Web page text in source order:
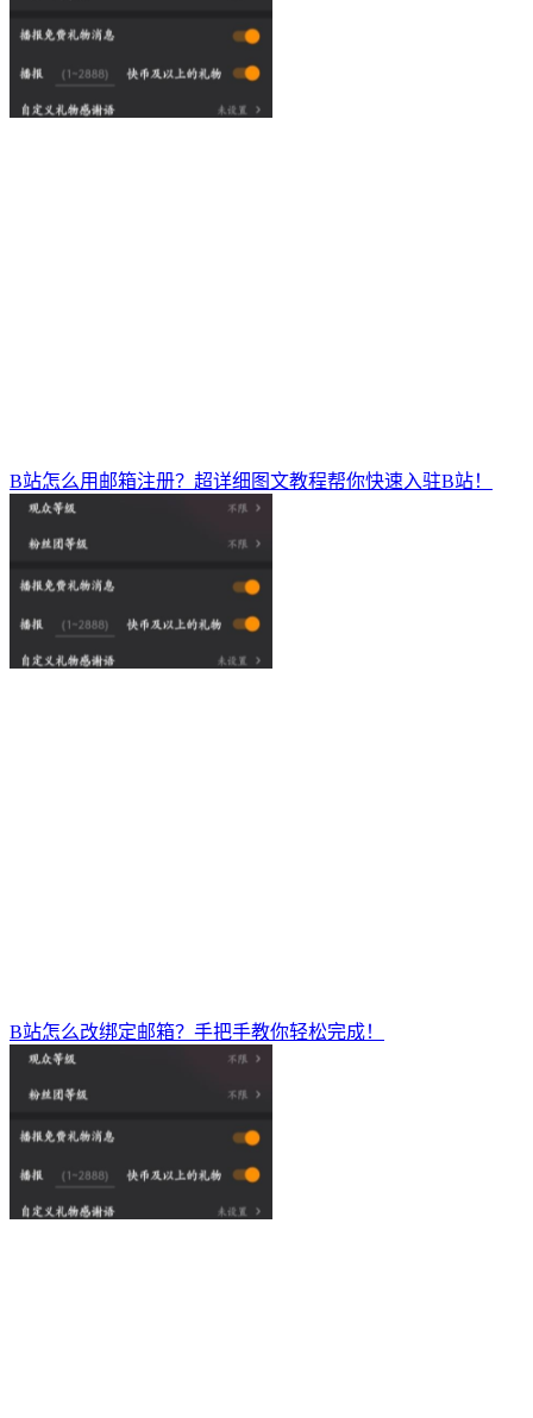
B站怎么用邮箱注册？超详细图文教程帮你快速入驻B站！
B站怎么改绑定邮箱？手把手教你轻松完成！